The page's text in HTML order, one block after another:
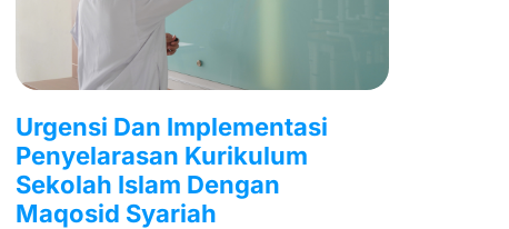
Urgensi Dan Implementasi
Penyelarasan Kurikulum
Sekolah Islam Dengan
Maqosid Syariah